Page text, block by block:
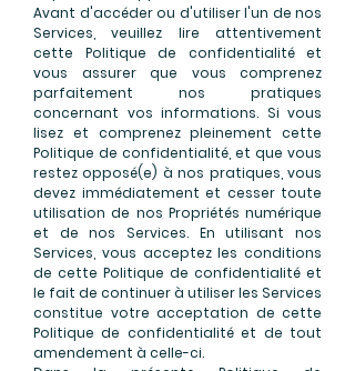
Avant d'accéder ou d'utiliser l'un de nos
Services, veuillez lire attentivement
cette Politique de confidentialité et
vous assurer que vous comprenez
parfaitement nos pratiques
concernant vos informations. Si vous
lisez et comprenez pleinement cette
Politique de confidentialité, et que vous
restez opposé(e) à nos pratiques, vous
devez immédiatement et cesser toute
utilisation de nos Propriétés numérique
et de nos Services. En utilisant nos
Services, vous acceptez les conditions
de cette Politique de confidentialité et
le fait de continuer à utiliser les Services
constitue votre acceptation de cette
Politique de confidentialité et de tout
amendement à celle-ci.